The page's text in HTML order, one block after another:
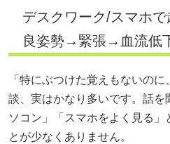
デスクワーク/スマホ
良姿勢→緊張→血流低
「特にぶつけた覚えもないの
談、実はかなり多いです。話
ソコン」「スマホをよく見る」
とが少なくありません。